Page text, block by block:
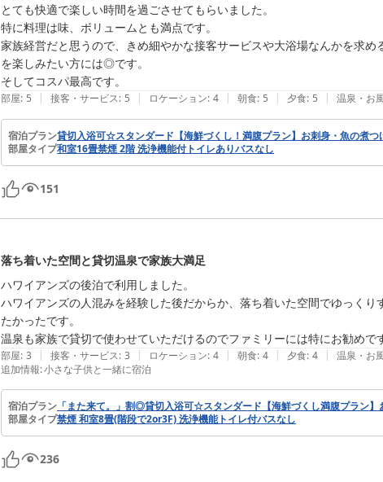
とても快適で楽しい時間を過ごさせてもらいました。
特に料理は味、ボリュームとも満点です。
家族経営だと思うので、きめ細やかな接客サービスや大浴場なんかを求
を楽しみたい方には◎です。
そしてコスパ最高です。
部屋: 5 | 接客・サービス: 5 | ロケーション: 4 | 朝食: 5 | 夕食: 5 | 温泉・お
宿泊プラン貸切入浴可☆スタンダード【海鮮づくし！満腹プラン】お刺身・魚の煮つ
部屋タイプ和室16畳禁煙 2階 洗浄機能付トイレありバスなし
151
落ち着いた空間と貸切温泉で家族大満足
ハワイアンズの後泊で利用しました。
ハワイアンズの人混みを経験した後だからか、落ち着いた空間でゆっく
たかったです。
温泉も家族で貸切で使わせていただけるのでファミリーには特にお勧めで
部屋: 3 | 接客・サービス: 3 | ロケーション: 4 | 朝食: 4 | 夕食: 4 | 温泉・お
追加情報:小さな子供と一緒に宿泊
宿泊プラン 「また来て。」割◎貸切入浴可☆スタンダード【海鮮づくし満腹プラン】
部屋タイプ禁煙 和室8畳(階段で2or3F) 洗浄機能トイレ付バスなし
236